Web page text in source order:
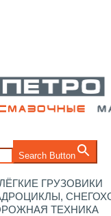
Search Button
ГРУЗОВИКИ
ТЕХНИКА